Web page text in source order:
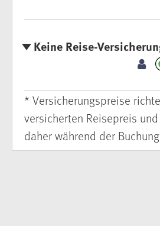
Keine Reise-
* Versicherungspreise
versicherten Reisepreis
daher während der